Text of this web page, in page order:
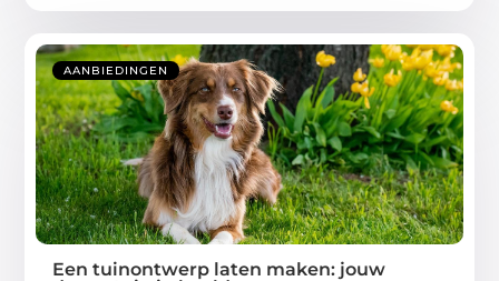
AANBIEDINGEN
Een tuinontwerp laten maken: jouw